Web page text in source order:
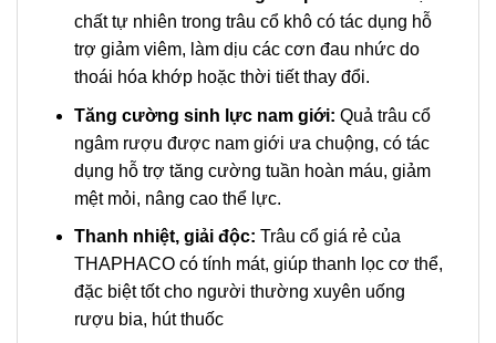
chất tự nhiên trong trâu cổ khô có tác dụng hỗ
trợ giảm viêm, làm dịu các cơn đau nhức do
thoái hóa khớp hoặc thời tiết thay đổi.
Tăng cường sinh lực nam giới: Quả trâu cổ
ngâm rượu được nam giới ưa chuộng, có tác
dụng hỗ trợ tăng cường tuần hoàn máu, giảm
mệt mỏi, nâng cao thể lực.
Thanh nhiệt, giải độc: Trâu cổ giá rẻ của
THAPHACO có tính mát, giúp thanh lọc cơ thể,
đặc biệt tốt cho người thường xuyên uống
rượu bia, hút thuốc